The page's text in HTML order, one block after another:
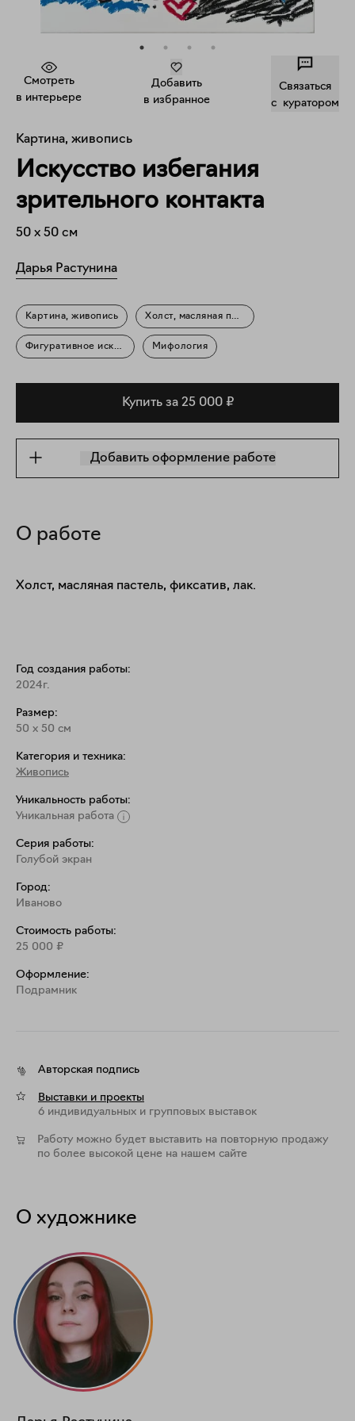
Смотреть
в интерьере
Добавить
в избранное
Связаться
c куратором
Картина, живопись
Искусство избегания
зрительного контакта
50 x 50 см
Дарья Растунина
Картина, живопись Холст, масляная пастель
Фигуративное искусство Мифология
Купить за 25 000 ₽
Добавить оформление работе
О работе
Холст, масляная пастель, фиксатив, лак.
Год создания работы:
2024г.
Размер:
50 x 50 см
Категория и техника:
Живопись
Уникальность работы:
Уникальная работа
Серия работы:
Голубой экран
Город:
Иваново
Стоимость работы:
25 000 ₽
Оформление:
Подрамник
Авторская подпись
Выставки и проекты
6 индивидуальных и групповых выставок
Работу можно будет выставить на повторную продажу
по более высокой цене на нашем сайте
О художнике